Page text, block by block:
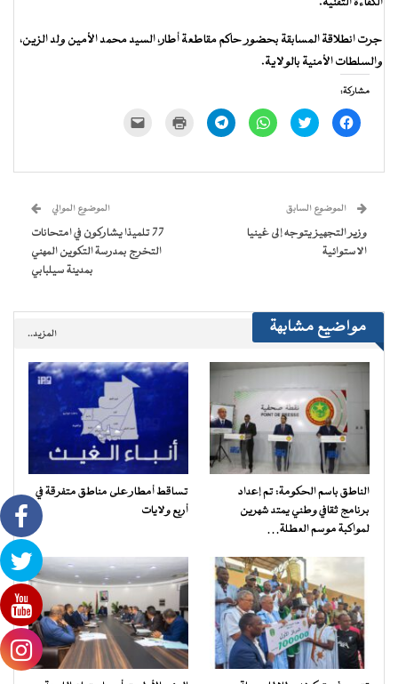
جرت انطلاقة المسابقة بحضور حاكم مقاطعة أطار، السيد محمد الأمين ولد الزين،
والسلطات الأمنية بالولاية.
مشاركة:
انقر
للمشاركة
في
اضغط
للمشاركة
في
انقر
للمشاركة
في
انقر
للمشاركة
في
للطباعة
جديدة) الإلكتروني
نافذة
جديدة)
الموضوع السابق
وزير التجهيز يتوجه إلى غينيا
الاستوائية
الموضوع الموالي
77 تلميذا يشاركون في امتحانات
التخرج بمدرسة التكوين المهني
بمدينة سيلبابي
مواضيع مشابهة المزيد..
الناطق باسم الحكومة: تم إعداد
برنامج ثقافي وطني يمتد شهرين
لمواكبة موسم العطلة…
تساقط أمطار على مناطق متفرقة في
أربع ولايات